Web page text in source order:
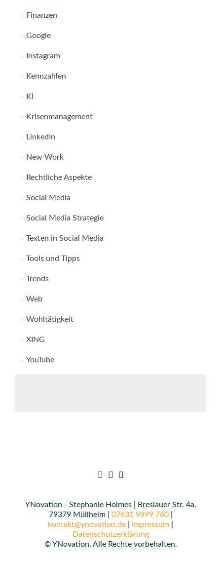
Finanzen
Google
Instagram
Kennzahlen
KI
Krisenmanagement
LinkedIn
New Work
Rechtliche Aspekte
Social Media
Social Media Strategie
Texten in Social Media
Tools und Tipps
Trends
Web
Wohltätigkeit
XING
YouTube
YNovation - Stephanie Holmes | Breslauer Str. 4a,
79379 Müllheim | 07631 9899 760|
kontakt@ynovation.de
Impressum
Datenschutzerklärung
© YNovation. Alle Rechte vorbehalten.